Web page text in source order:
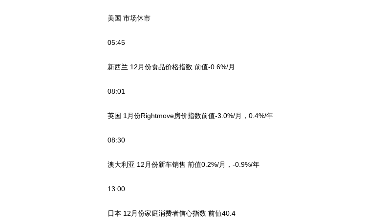
美国 市场休市
05:45
新西兰 12月份食品价格指数 前值-0.6%/月
08:01
英国 1月份Rightmove房价指数前值-3.0%/月，0.4%/年
08:30
澳大利亚 12月份新车销售 前值0.2%/月，-0.9%/年
13:00
日本 12月份家庭消费者信心指数 前值40.4